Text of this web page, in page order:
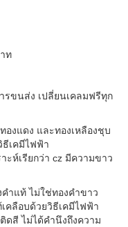
ท
รขนส่ง เปลี่ยนเคลมฟรีทุก
งแดง และทองเหลืองชุบ
เคมีไฟฟ้า
ะห์เรียกว่า cz มีความขาว
ำแท้ ไม่ใช่ทองคำขาว
คลือบด้วยวิธีเคมีไฟฟ้า
ดสี ไม่ได้คำนึงถึงความ